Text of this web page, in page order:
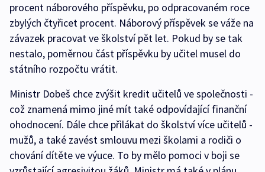
procent náborového příspěvku, po odpracovaném roce
zbylých čtyřicet procent. Náborový příspěvek se váže na
závazek pracovat ve školství pět let. Pokud by se tak
nestalo, poměrnou část příspěvku by učitel musel do
státního rozpočtu vrátit.
Ministr Dobeš chce zvýšit kredit učitelů ve společnosti -
což znamená mimo jiné mít také odpovídající finanční
ohodnocení. Dále chce přilákat do školství více učitelů -
mužů, a také zavést smlouvu mezi školami a rodiči o
chování dítěte ve výuce. To by mělo pomoci v boji se